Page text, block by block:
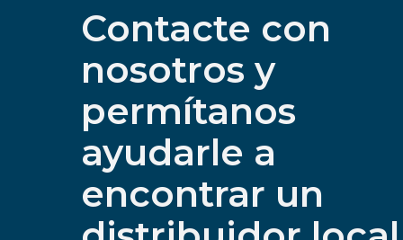
Contacte con
nosotros y
permítanos
ayudarle a
encontrar un